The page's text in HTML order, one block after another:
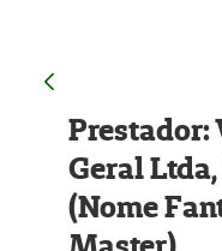
Geral
(Nome